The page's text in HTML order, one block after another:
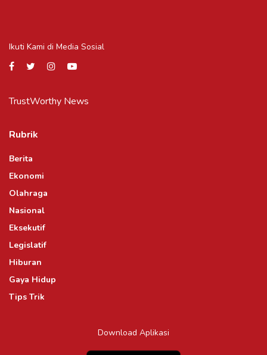
Ikuti Kami di Media Sosial
TrustWorthy News
Rubrik
Berita
Ekonomi
Olahraga
Nasional
Eksekutif
Legislatif
Hiburan
Gaya Hidup
Tips Trik
Download Aplikasi